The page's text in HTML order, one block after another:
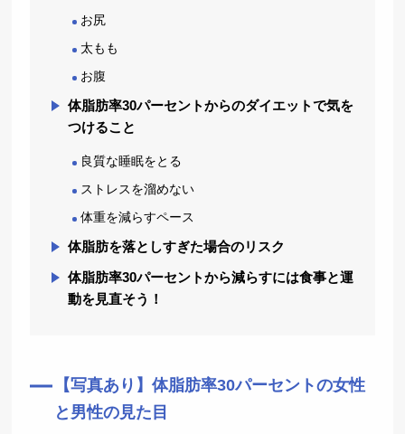
お尻
太もも
お腹
体脂肪率30パーセントからのダイエットで気を
つけること
良質な睡眠をとる
ストレスを溜めない
体重を減らすペース
体脂肪を落としすぎた場合のリスク
体脂肪率30パーセントから減らすには食事と運
動を見直そう！
【写真あり】体脂肪率30パーセントの女性
と男性の見た目